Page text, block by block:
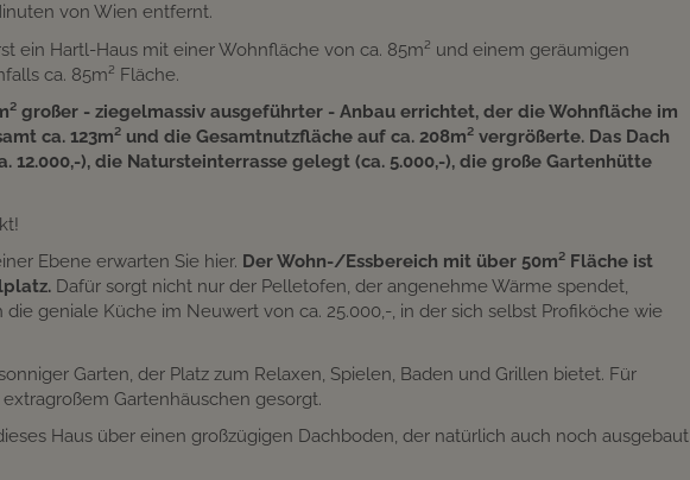
von Wien entfernt.
ein Hartl-Haus mit einer Wohnfläche von ca. 85m² und einem geräumigen
ca. 85m² Fläche.
großer - ziegelmassiv ausgeführter - Anbau errichtet, der die Wohnfläche im
ca. 123m² und die Gesamtnutzfläche auf ca. 208m² vergrößerte. Das Dach
12.000,-), die Natursteinterrasse gelegt (ca. 5.000,-), die große Gartenhütte
Ebene erwarten Sie hier. Der Wohn-/Essbereich mit über 50m² Fläche ist
Dafür sorgt nicht nur der Pelletofen, der angenehme Wärme spendet,
geniale Küche im Neuwert von ca. 25.000,-, in der sich selbst Profiköche wie
Garten, der Platz zum Relaxen, Spielen, Baden und Grillen bietet. Für
Gartenhäuschen gesorgt.
Haus über einen großzügigen Dachboden, der natürlich auch noch ausgebaut